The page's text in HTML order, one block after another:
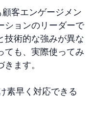
客エンゲージメン
ションのリーダーで
技術的な強みが異な
ても、実際使ってみ
ます。
素早く対応できる